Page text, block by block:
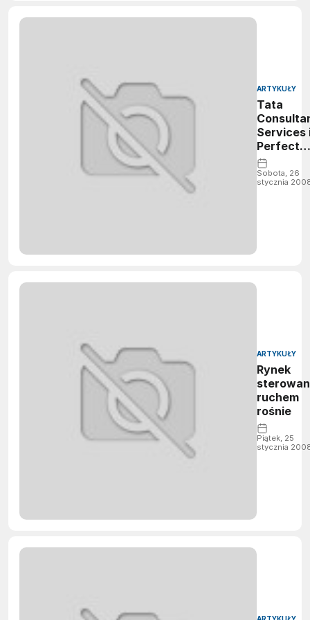
ARTYKUŁY
Tata
Services
Perfect
Plant
Sobota, 26
stycznia
ARTYKUŁY
Rynek
ruchem
rośnie
Piątek, 25
stycznia